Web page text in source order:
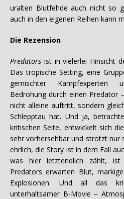
uralten Blutfehde auch nicht so
auch in den eigenen Reihen kann
Die Rezension
Predators ist in vielerlei Hinsicht
Das tropische Setting, eine
gemischter Kampfexperten
Bedrohung durch einen Predator
nicht alleine auftritt, sondern
Schlepptau hat. Und ja,
kritischen Seite, entwickelt sich
sehr vorhersehbar und strotzt nur
ehrlich, die Story ist in dem Fall
was hier letztendlich zählt, ist
Predators erwarten Blut,
Explosionen. Und all das
unterhaltsamer B-Movie –